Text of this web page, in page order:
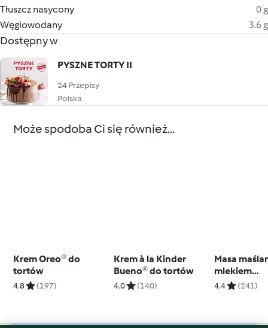
Tłuszcz nasycony
0 g
Węglowodany
3.6 g
Dostępny w
PYSZNE TORTY II
24 Przepisy
Polska
Może spodoba Ci się również...
Krem Oreo® do
tortów
4.8 (197)
Krem à la Kinder
Bueno® do tortów
4.0 (140)
Masa
mlekiem
4.4 (241)